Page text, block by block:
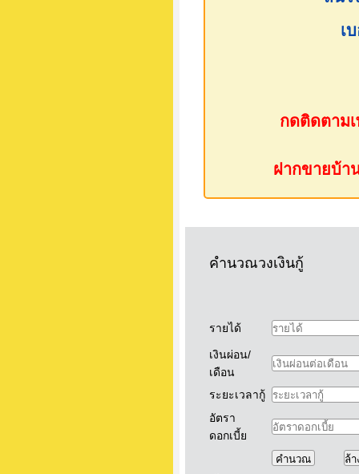
เ
กดติดตาม
ฝากขายบ้า
คำนวณวงเงินกู้
รายได้
เงินผ่อน/
เดือน
ระยะเวลากู้
อัตรา
ดอกเบี้ย